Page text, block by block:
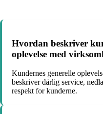
Hvordan beskriver
oplevelse med
Kundernes generelle
beskriver dårlig service,
respekt for kunderne.